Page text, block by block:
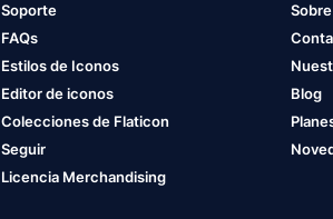
Soporte
FAQs
Estilos de Iconos
Editor de iconos
Colecciones de Flaticon
Seguir
Licencia Merchandising
Blog